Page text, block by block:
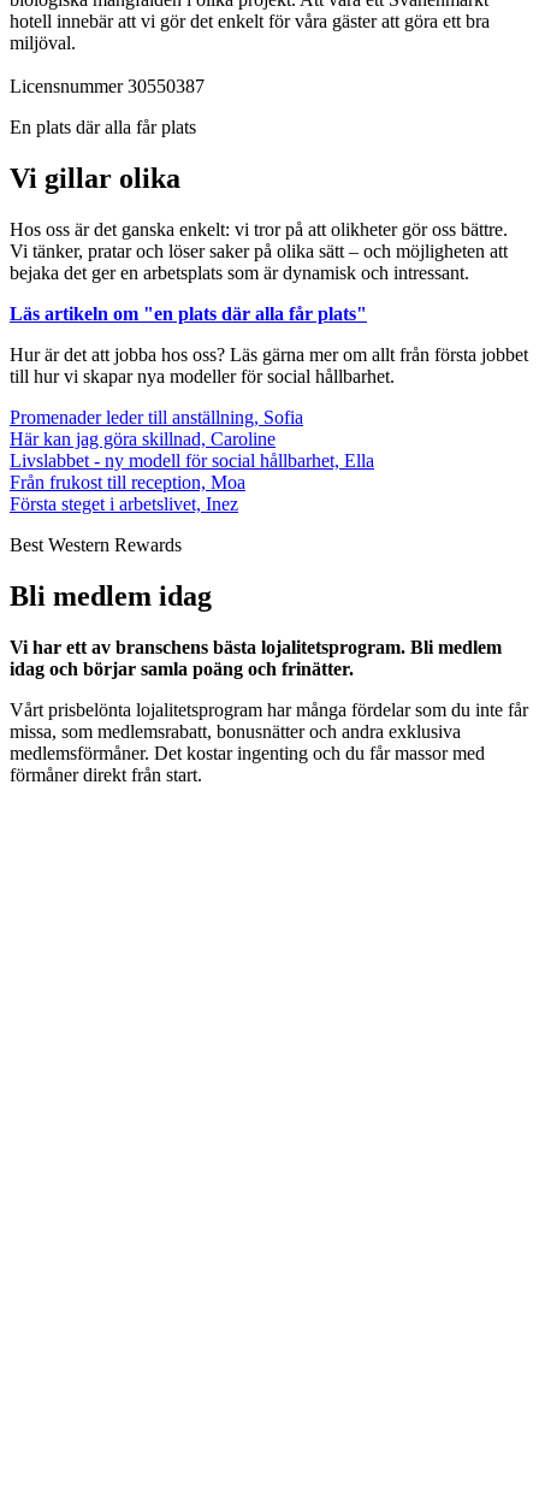
hotell innebär att vi gör det enkelt för våra gäster att göra ett bra
miljöval.
Licensnummer 30550387
En plats där alla får plats
Vi gillar olika
Hos oss är det ganska enkelt: vi tror på att olikheter gör oss bättre.
Vi tänker, pratar och löser saker på olika sätt – och möjligheten att
bejaka det ger en arbetsplats som är dynamisk och intressant.
Läs artikeln om "en plats där alla får plats"
Hur är det att jobba hos oss? Läs gärna mer om allt från första jobbet
till hur vi skapar nya modeller för social hållbarhet.
Promenader leder till anställning, Sofia
Här kan jag göra skillnad, Caroline
Livslabbet - ny modell för social hållbarhet, Ella
Från frukost till reception, Moa
Första steget i arbetslivet, Inez
Best Western Rewards
Bli medlem idag
Vi har ett av branschens bästa lojalitetsprogram. Bli medlem
idag och börjar samla poäng och frinätter.
Vårt prisbelönta lojalitetsprogram har många fördelar som du inte får
missa, som medlemsrabatt, bonusnätter och andra exklusiva
medlemsförmåner. Det kostar ingenting och du får massor med
förmåner direkt från start.